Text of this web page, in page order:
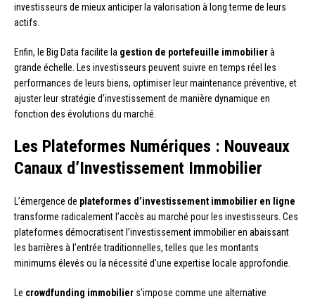
investisseurs de mieux anticiper la valorisation à long terme de leurs
actifs.
Enfin, le Big Data facilite la gestion de portefeuille immobilierà
grande échelle. Les investisseurs peuvent suivre en temps réel les
performances de leurs biens, optimiser leur maintenance préventive, et
ajuster leur stratégie d’investissement de manière dynamique en
fonction des évolutions du marché.
Les Plateformes Numériques : Nouveaux
Canaux d’Investissement Immobilier
L’émergence de plateformes d’investissement immobilier en ligne
transforme radicalement l’accès au marché pour les investisseurs. Ces
plateformes démocratisent l’investissement immobilier en abaissant
les barrières à l’entrée traditionnelles, telles que les montants
minimums élevés ou la nécessité d’une expertise locale approfondie.
Le crowdfunding immobilier s’impose comme une alternative